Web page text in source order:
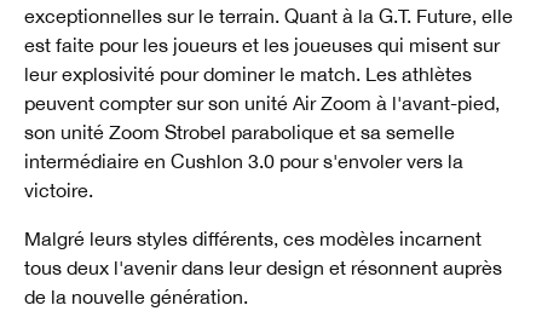
exceptionnelles sur le terrain. Quant à la G.T. Future, elle
est faite pour les joueurs et les joueuses qui misent sur
leur explosivité pour dominer le match. Les athlètes
peuvent compter sur son unité Air Zoom à l'avant-pied,
son unité Zoom Strobel parabolique et sa semelle
intermédiaire en Cushlon 3.0 pour s'envoler vers la
victoire.
Malgré leurs styles différents, ces modèles incarnent
tous deux l'avenir dans leur design et résonnent auprès
de la nouvelle génération.